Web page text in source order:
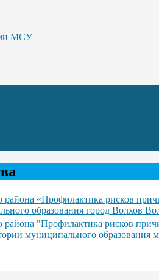
МСУ
«Профилактика рисков
образования город Волхов
"Профилактика рисков
муниципального